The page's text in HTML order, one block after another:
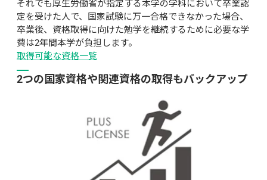
それでも厚生労働省が指定する本学の学科において卒業認
定を受けた人で、国家試験に万一合格できなかった場合、
卒業後、資格取得に向けた勉学を継続するために必要な学
費は2年間本学が負担します。
取得可能な資格一覧
2つの国家資格や関連資格の取得もバックアップ